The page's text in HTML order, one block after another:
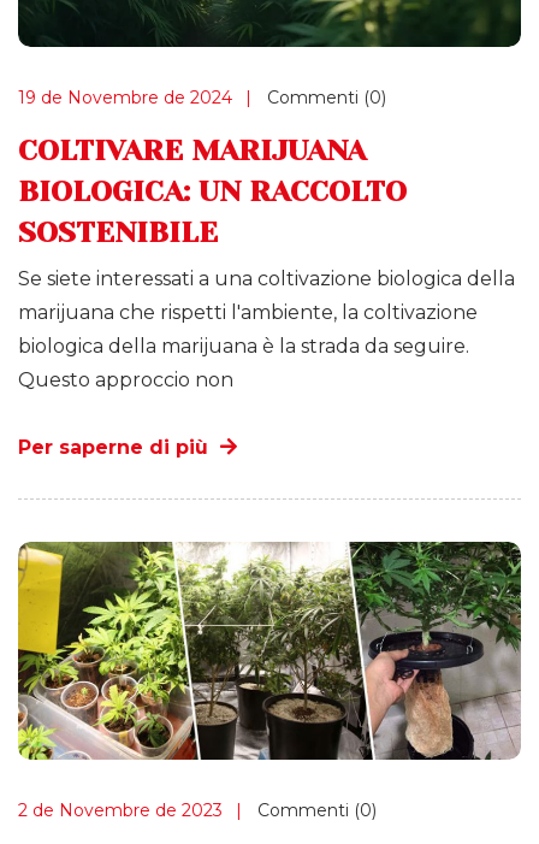
19 de Novembre de 2024 Commenti (0)
COLTIVARE MARIJUANA
BIOLOGICA: UN RACCOLTO
SOSTENIBILE
Se siete interessati a una coltivazione biologica della
marijuana che rispetti l'ambiente, la coltivazione
biologica della marijuana è la strada da seguire.
Questo approccio non
Per saperne di più
2 de Novembre de 2023 Commenti (0)